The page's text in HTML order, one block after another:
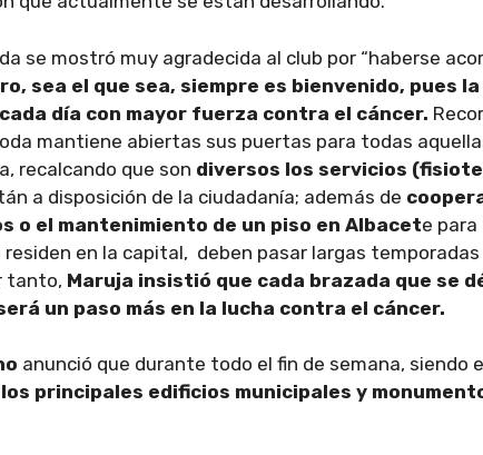
se mostró muy agradecida al club por “haberse
sea el que sea, siempre es bienvenido, pues
día con mayor fuerza contra el cáncer.
mantiene abiertas sus puertas para todas
recalcando que son diversos los servicios
a disposición de la ciudadanía; además de
o el mantenimiento de un piso en Albacete
residen en la capital, deben pasar largas
tanto, Maruja insistió que cada brazada que se
un paso más en la lucha contra el cáncer.
anunció que durante todo el fin de semana, siendo
los principales edificios municipales y